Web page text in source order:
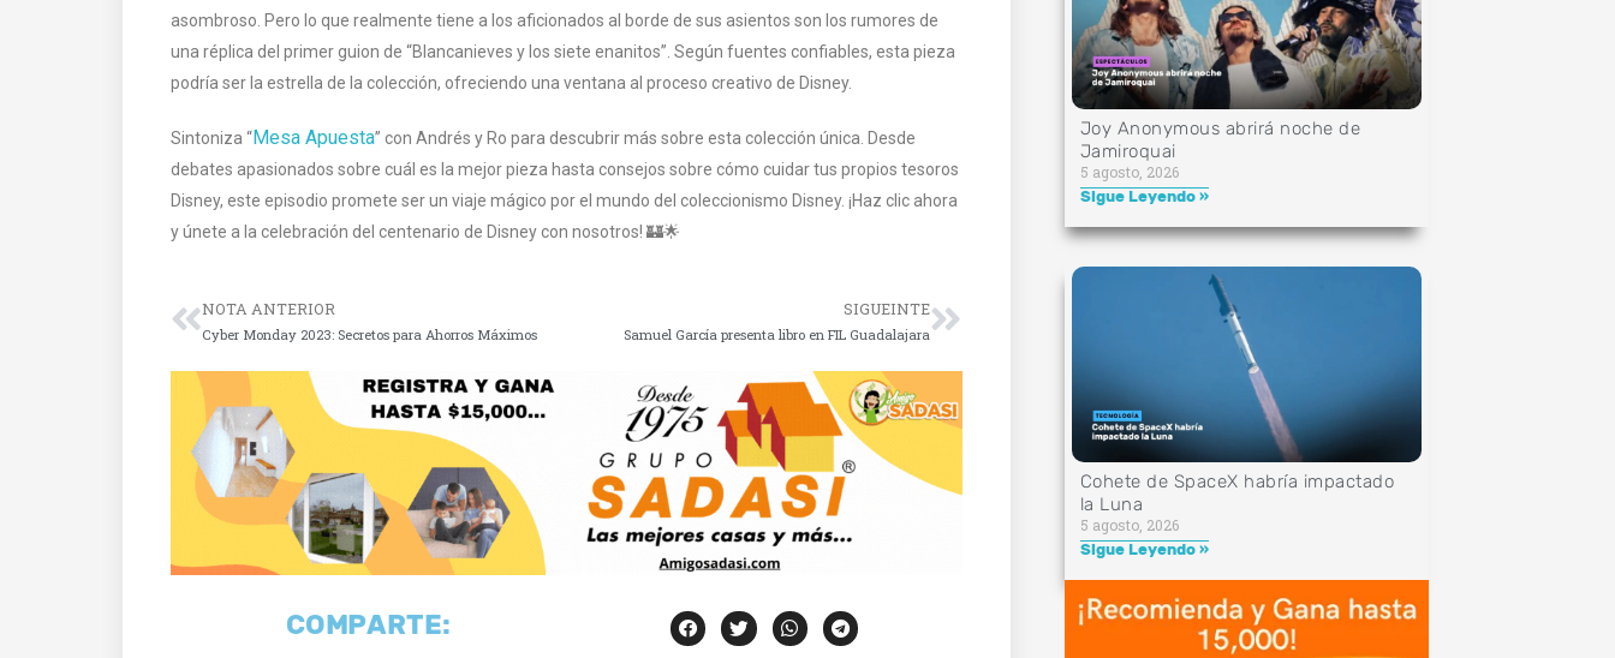
asombroso. Pero lo que realmente tiene a los aficionados al borde de sus asientos son los rumores de
una réplica del primer guion de “Blancanieves y los siete enanitos”. Según fuentes confiables, esta pieza
podría ser la estrella de la colección, ofreciendo una ventana al proceso creativo de Disney.
Sintoniza “Mesa Apuesta” con Andrés y Ro para descubrir más sobre esta colección única. Desde
debates apasionados sobre cuál es la mejor pieza hasta consejos sobre cómo cuidar tus propios tesoros
Disney, este episodio promete ser un viaje mágico por el mundo del coleccionismo Disney. ¡Haz clic ahora
y únete a la celebración del centenario de Disney con nosotros! 🏰🌟
NOTA ANTERIOR
Cyber Monday 2023: Secretos para Ahorros Máximos
SIGUEINTE
Samuel García presenta libro en FIL Guadalajara
COMPARTE:
Joy Anonymous abrirá noche de
Jamiroquai
5 agosto, 2026
Sigue Leyendo »
Cohete de SpaceX habría impactado
la Luna
5 agosto, 2026
Sigue Leyendo »